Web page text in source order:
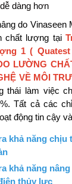
dàng hơn
do Vinaseen
chất lượng tại
1 ( Quatest
LƯỜNG
VỀ MÔI
thái làm việc
Tất cả các
động tin cậy
khả năng chịu
khả năng
thủy lực